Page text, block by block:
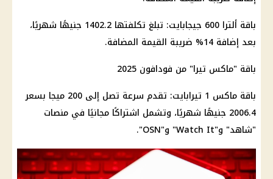
باقة ألترا 600
جيجابايت
: تبلغ تكلفتها 1402.2 جنيهًا شهريًا،
بعد إضافة 14% ضريبة القيمة المضافة.
باقة "ماكس تيرا" من فودافون 2025
باقة ماكس 1 تيرابايت: تقدم سرعة تصل إلى 200 ميجا بسعر
2006.4 جنيهًا شهريًا، وتشمل اشتراكًا مجانيًا في منصات
"شاهد" و"Watch It" و"OSN".